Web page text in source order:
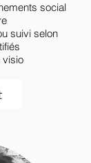
social
suivi selon
visio